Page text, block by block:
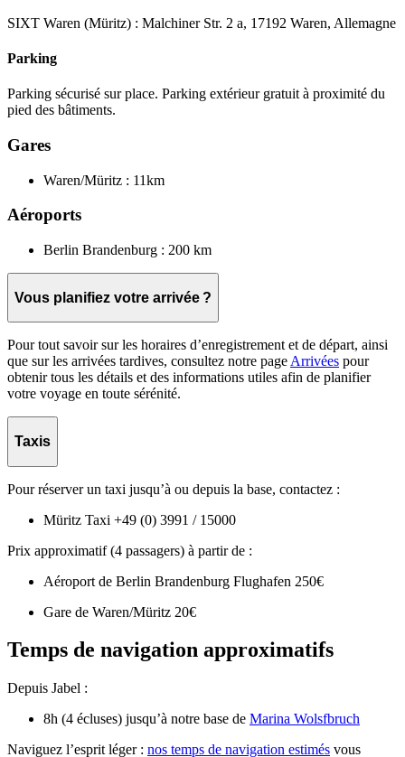
SIXT Waren (Müritz) : Malchiner Str. 2 a, 17192 Waren, Allemagne
Parking
Parking sécurisé sur place. Parking extérieur gratuit à proximité du
pied des bâtiments.
Gares
Waren/Müritz : 11km
Aéroports
Berlin Brandenburg : 200 km
Vous planifiez votre arrivée ?
Pour tout savoir sur les horaires d’enregistrement et de départ, ainsi
que sur les arrivées tardives, consultez notre page Arrivées pour
obtenir tous les détails et des informations utiles afin de planifier
votre voyage en toute sérénité.
Taxis
Pour réserver un taxi jusqu’à ou depuis la base, contactez :
Müritz Taxi +49 (0) 3991 / 15000
Prix approximatif (4 passagers) à partir de :
Aéroport de Berlin Brandenburg Flughafen 250€
Gare de Waren/Müritz 20€
Temps de navigation approximatifs
Depuis Jabel :
8h (4 écluses) jusqu’à notre base de Marina Wolsfbruch
Naviguez l’esprit léger : nos temps de navigation estimés vous